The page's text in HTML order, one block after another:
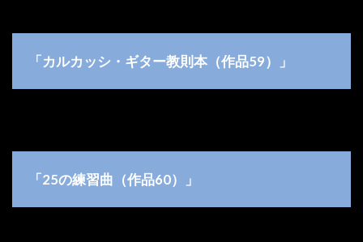
「カルカッシ・ギター教則本（作品59）」
「25の練習曲（作品60）」